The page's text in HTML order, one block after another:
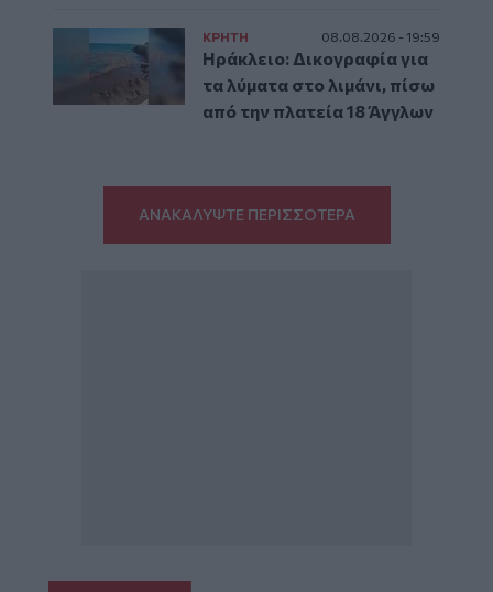
ΚΡΗΤΗ 08.08.2026 - 19:59
Ηράκλειο: Δικογραφία για
τα λύματα στο λιμάνι, πίσω
από την πλατεία 18 Άγγλων
ΑΝΑΚΑΛΥΨΤΕ ΠΕΡΙΣΣΟΤΕΡΑ